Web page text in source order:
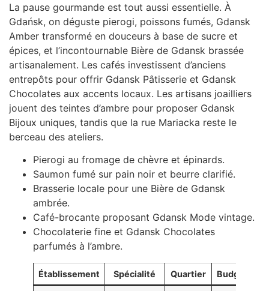
La pause gourmande est tout aussi essentielle. À
Gdańsk, on déguste pierogi, poissons fumés, Gdansk
Amber transformé en douceurs à base de sucre et
épices, et l’incontournable Bière de Gdansk brassée
artisanalement. Les cafés investissent d’anciens
entrepôts pour offrir Gdansk Pâtisserie et Gdansk
Chocolates aux accents locaux. Les artisans joailliers
jouent des teintes d’ambre pour proposer Gdansk
Bijoux uniques, tandis que la rue Mariacka reste le
berceau des ateliers.
Pierogi au fromage de chèvre et épinards.
Saumon fumé sur pain noir et beurre clarifié.
Brasserie locale pour une Bière de Gdansk
ambrée.
Café-brocante proposant Gdansk Mode vintage.
Chocolaterie fine et Gdansk Chocolates
parfumés à l’ambre.
Établissement Spécialité Quartier Budget